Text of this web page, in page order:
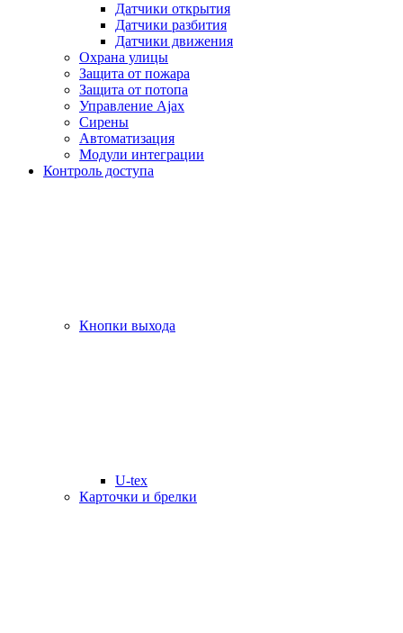
Датчики открытия
Датчики разбития
Датчики движения
Охрана улицы
Защита от пожара
Защита от потопа
Управление Ajax
Сирены
Автоматизация
Модули интеграции
Контроль доступа
Кнопки выхода
U-tex
Карточки и брелки